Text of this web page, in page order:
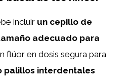
incluir un cepillo de
adecuado para
flúor en dosis segura para
palillos interdentales